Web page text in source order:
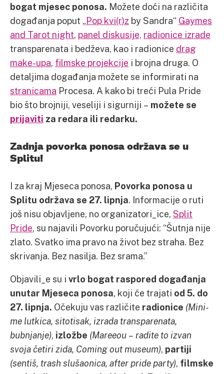
bogat mjesec ponosa. Možete doći na različita
događanja poput „Pop kvi(r)z by Sandra“ Gaymes
and Tarot night, panel diskusije, radionice izrade
transparenata i bedževa, kao i radionice drag
make-upa, filmske projekcije i brojna druga. O
detaljima događanja možete se informirati na
stranicama Procesa. A kako bi treći Pula Pride
bio što brojniji, veseliji i sigurniji – možete se
prijaviti za redara ili redarku.
Zadnja povorka ponosa održava se u
Splitu!
I za kraj Mjeseca ponosa, Povorka ponosa u
Splitu održava se 27. lipnja. Informacije o ruti
još nisu objavljene, no organizatori_ice, Split
Pride, su najavili Povorku poručujući: “Šutnja nije
zlato. Svatko ima pravo na život bez straha. Bez
skrivanja. Bez nasilja. Bez srama.”
Objavili_e su i vrlo bogat raspored događanja
unutar Mjeseca ponosa, koji će trajati od 5. do
27. lipnja. Očekuju vas različite radionice (Mini-
me lutkica, sitotisak, izrada transparenata,
bubnjanje), izložbe (Mareeou – radite to izvan
svoja četiri zida, Coming out museum), partiji
(sentiš, trash slušaonica, after pride party), filmske